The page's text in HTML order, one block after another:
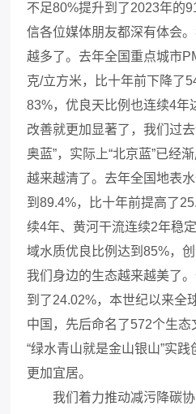
不足80%提升到了2023年的
信各位媒体朋友都深有体会
越多了。去年全国重点城市
克/立方米，比十年前下降了
83%，优良天比例也连续4年
改善就更加显著了，我们过去
奥蓝”，实际上“北京蓝”已经
越来越清了。去年全国地表
到89.4%，比十年前提高了
续4年、黄河干流连续2年稳
域水质优良比例达到85%，
我们身边的生态越来越美了
到了24.02%，本世纪以来全
中国，先后命名了572个生
“绿水青山就是金山银山”实
更加宜居。
我们着力推动减污降碳协